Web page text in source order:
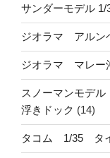
サンダーモデル
ジオラマ アル
ジオラマ マレー
スノーマンモデ
浮きドック (14)
タコム 1/35 タ